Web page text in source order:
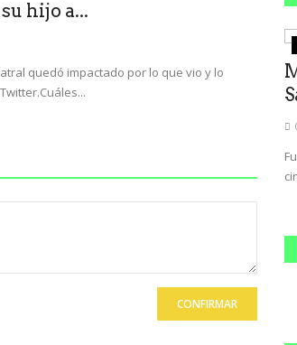
hijo a...
quedó impactado por lo que vio y lo
CONFIRMAR
el cineasta español Carlos
española, aclamado...